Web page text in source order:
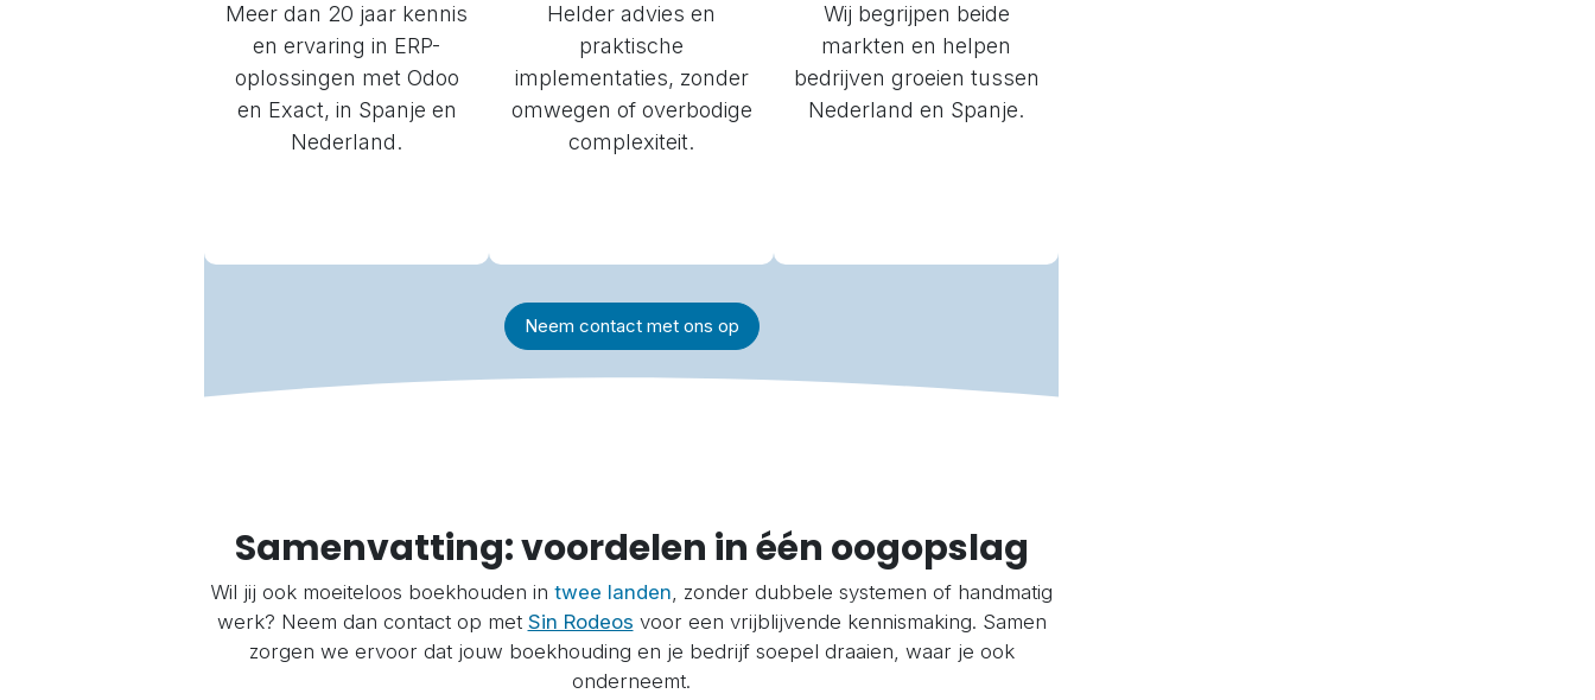
Meer dan 20 jaar kennis
en ervaring in ERP-
oplossingen met Odoo
en Exact, in Spanje en
Nederland.
Helder advies en
praktische
implementaties, zonder
omwegen of overbodige
complexiteit.
Wij begrijpen beide
markten en helpen
bedrijven groeien tussen
Nederland en Spanje.
Neem contact met ons op
Samenvatting: voordelen in één oogopslag
Wil jij ook moeiteloos boekhouden in twee landen, zonder dubbele systemen of handmatig
werk? Neem dan contact op met Sin Rodeos voor een vrijblijvende kennismaking. Samen
zorgen we ervoor dat jouw boekhouding en je bedrijf soepel draaien, waar je ook
onderneemt.